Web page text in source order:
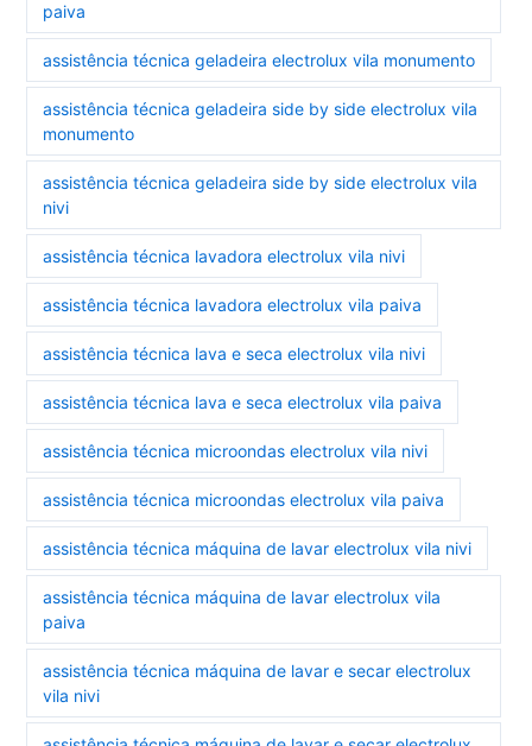
paiva
assistência técnica geladeira electrolux vila monumento
assistência técnica geladeira side by side electrolux vila
monumento
assistência técnica geladeira side by side electrolux vila
nivi
assistência técnica lavadora electrolux vila nivi
assistência técnica lavadora electrolux vila paiva
assistência técnica lava e seca electrolux vila nivi
assistência técnica lava e seca electrolux vila paiva
assistência técnica microondas electrolux vila nivi
assistência técnica microondas electrolux vila paiva
assistência técnica máquina de lavar electrolux vila nivi
assistência técnica máquina de lavar electrolux vila
paiva
assistência técnica máquina de lavar e secar electrolux
vila nivi